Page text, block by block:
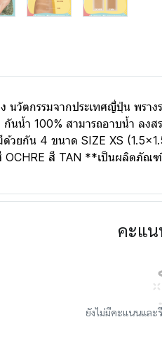
นวัตกรรมจากประเทศญี่ปุ่น พร
น้ำ 100% สามารถอาบน้ำ ลงส
วยกัน 4 ขนาด SIZE XS
สี TAN **เป็นผลิตภัณ
คะแน
ยังไม่มีคะแนนและ